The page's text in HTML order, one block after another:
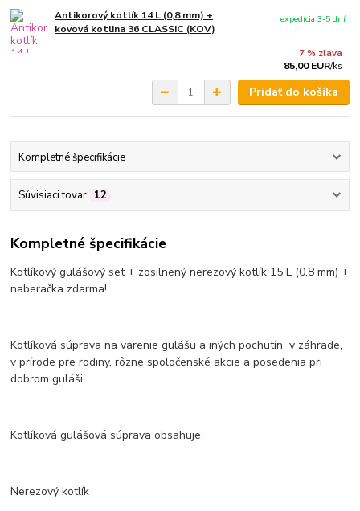
Antikorový kotlík 14 L (0,8 mm) +
kovová kotlina 36 CLASSIC (KOV)
7 % zľava
85,00 EUR/ks
expedícia 3-5 dní
Pridať do košíka
Kompletné špecifikácie
Súvisiaci tovar 12
Kompletné špecifikácie
Kotlíkový gulášový set + zosilnený nerezový kotlík 15 L (0,8 mm) +
naberačka zdarma!
Kotlíková súprava na varenie gulášu a iných pochutín v záhrade,
v prírode pre rodiny, rôzne spoločenské akcie a posedenia pri
dobrom guláši.
Kotlíková gulášová súprava obsahuje:
Nerezový kotlík